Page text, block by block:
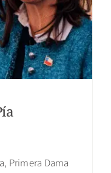
Primera Dama